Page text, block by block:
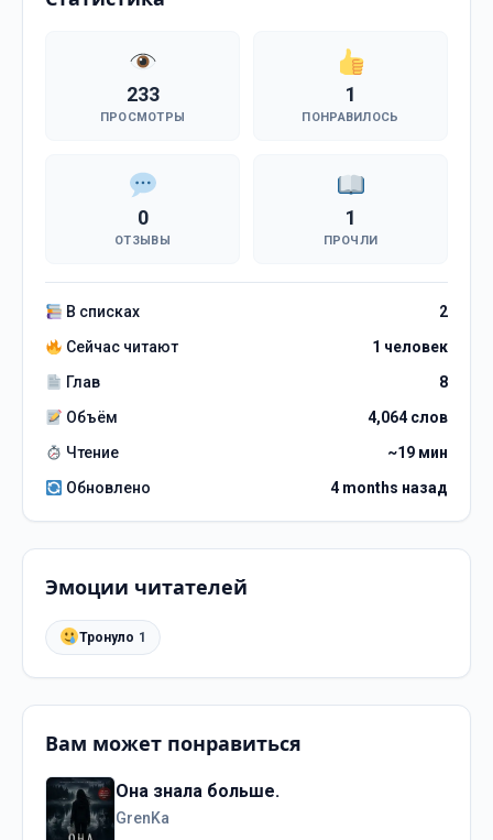
233
ПРОСМОТРЫ
1
ПОНРАВИЛОСЬ
0
ОТЗЫВЫ
1
ПРОЧЛИ
В списках
2
Сейчас читают
1 человек
Глав
8
Объём
4,064 слов
Чтение
~19 мин
Обновлено
4 months назад
Эмоции читателей
Тронуло 1
Вам может понравиться
Она знала больше.
GrenKa